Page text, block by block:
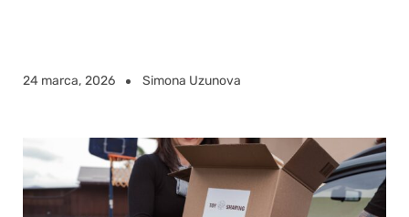
24 marca, 2026 Simona Uzunova